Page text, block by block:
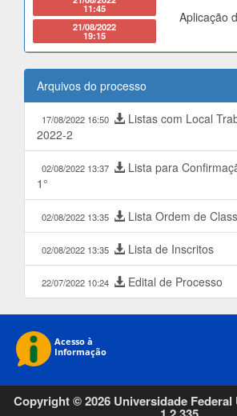
11:45
21/08/2022
19:15
Aplicação
Arquivos do processo
17/08/2022 16:50
Listas com Local
2022-2
02/08/2022 13:37
Lista para
1°
02/08/2022 13:35 Lista Ordem de
02/08/2022 13:35 Lista de Inscritos
22/07/2022 10:24 Edital de Processo
Copyright © 2026 Universidade Federal